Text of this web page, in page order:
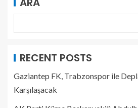
RECENT POSTS
Gaziantep FK, Trabzonspor ile
Karşılaşacak